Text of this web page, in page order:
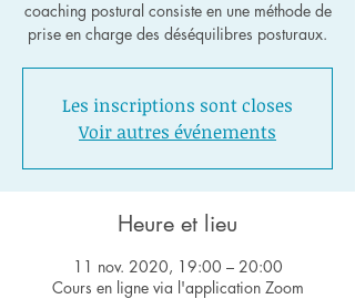
coaching postural consiste en une méthode de
Les inscriptions sont closes
Voir autres événements
Heure et lieu
11 nov. 2020, 19:00 – 20:00
Cours en ligne via l'application Zoom